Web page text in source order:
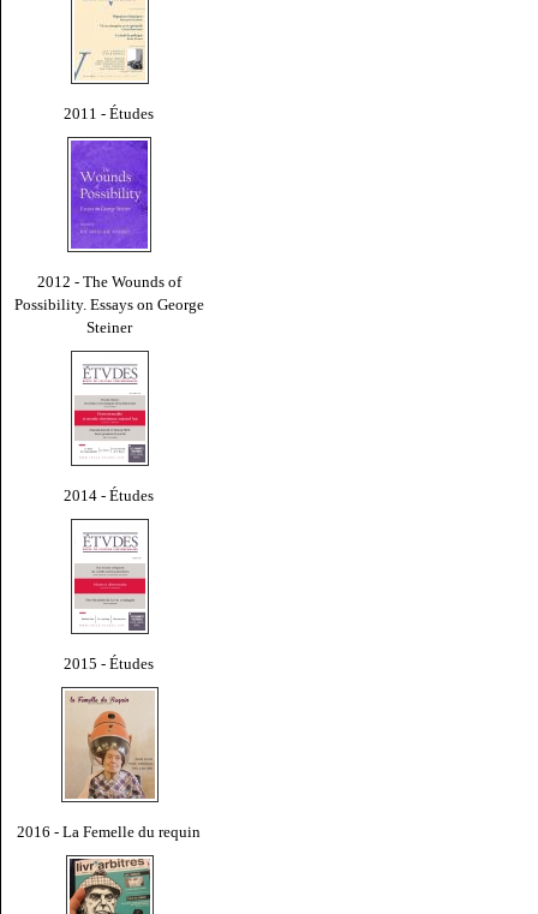
2011 - Études
2012 - The Wounds of
Possibility. Essays on George
Steiner
2014 - Études
2015 - Études
2016 - La Femelle du requin